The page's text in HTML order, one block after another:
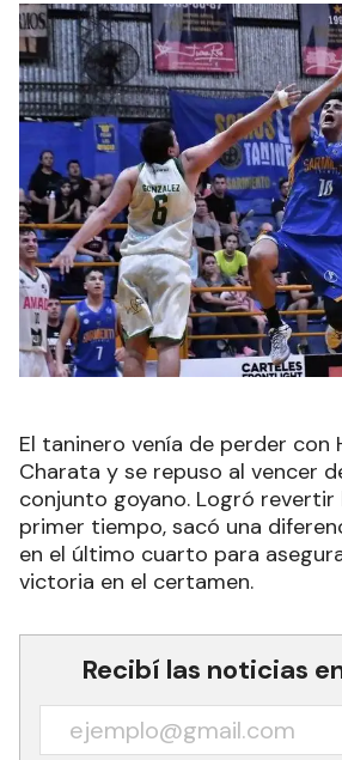
El taninero venía de perder con
Charata y se repuso al vencer
conjunto goyano. Logró revertir
primer tiempo, sacó una
en el último cuarto para
victoria en el certamen.
Recibí las noticias